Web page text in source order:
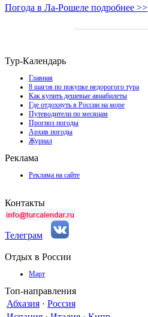
Погода в Ла-Рошеле подробнее >>
Тур-Календарь
Главная
8 шагов по покупке недорогого тура
Как купить дешевые авиабилеты
Где отдохнуть в России на море
Путеводители по месяцам
Прогноз погоды
Архив погоды
Журнал
Реклама
Реклама на сайте
Контакты
Телеграм
Отдых в России
Март
Топ-направления
Абхазия · Россия